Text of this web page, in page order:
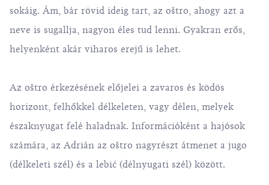
sokáig. Ám, bár rövid ideig tart, az oštro, ahogy azt a
neve is sugallja, nagyon éles tud lenni. Gyakran erős,
helyenként akár viharos erejű is lehet.
Az oštro érkezésének előjelei a zavaros és ködös
horizont, felhőkkel délkeleten, vagy délen, melyek
északnyugat felé haladnak. Információként a hajósok
számára, az Adrián az oštro nagyrészt átmenet a jugo
(délkeleti szél) és a lebić (délnyugati szél) között.